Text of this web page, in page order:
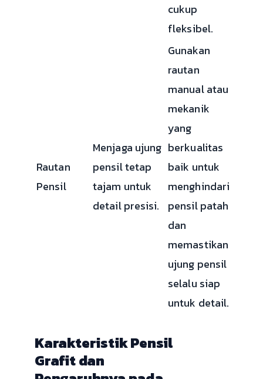
cukup
fleksibel.
Rautan
Pensil
Menjaga ujung
pensil tetap
tajam untuk
detail presisi.
Gunakan
rautan
manual atau
mekanik
yang
berkualitas
baik untuk
menghindari
pensil patah
dan
memastikan
ujung pensil
selalu siap
untuk detail.
Karakteristik Pensil
Grafit dan